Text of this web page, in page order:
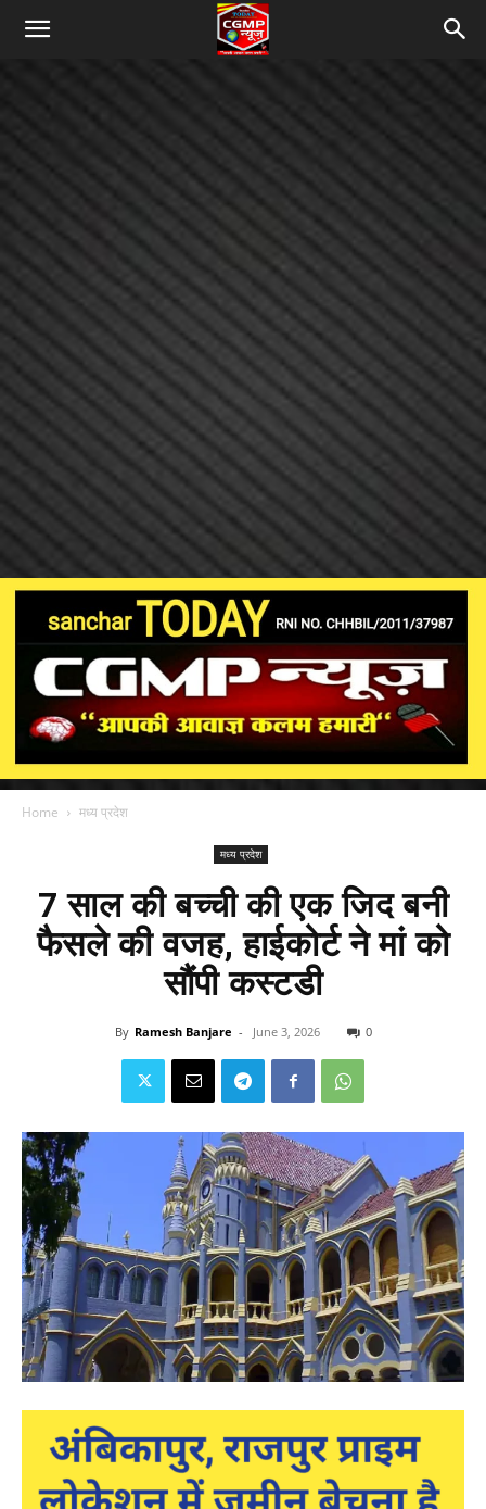
Home मध्य प्रदेश
मध्य प्रदेश
7 साल की बच्ची की एक जिद बनी
फैसले की वजह, हाईकोर्ट ने मां को
सौंपी कस्टडी
By Ramesh Banjare - June 3, 2026 0